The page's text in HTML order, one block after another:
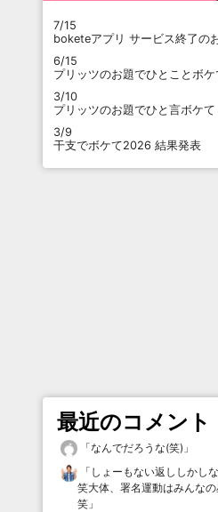
7/15
boketeアプリ サービス終了の
6/15
プリッツのお題でひとことボ
3/10
プリッツのお題でひと言ボケ
3/9
干支でボケて2026 結果発表
最近のコメント
「なんでだろうな(笑) 」
「 しょーもない返ししかし
笑大体、署名運動はみんな
笑 」